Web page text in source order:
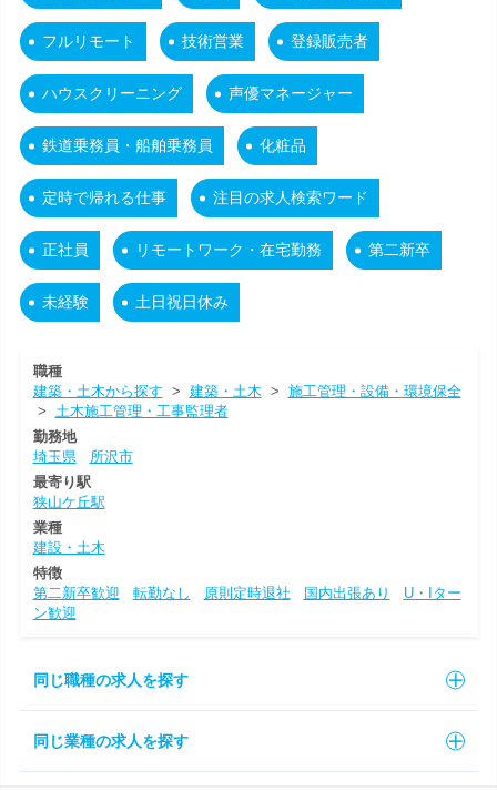
フルリモート 技術営業 登録販売者
ハウスクリーニング 声優マネージャー
鉄道乗務員・船舶乗務員 化粧品
定時で帰れる仕事 注目の求人検索ワード
正社員 リモートワーク・在宅勤務 第二新卒
未経験 土日祝日休み
職種
建築・土木から探す > 建築・土木 > 施工管理・設備・環境保全
> 土木施工管理・工事監理者
勤務地
埼玉県
所沢市
最寄り駅
狭山ケ丘駅
業種
建設・土木
特徴
第二新卒歓迎
転勤なし 原則定時退社 国内出張あり
U・Iター
ン歓迎
同じ職種の求人を探す
同じ業種の求人を探す